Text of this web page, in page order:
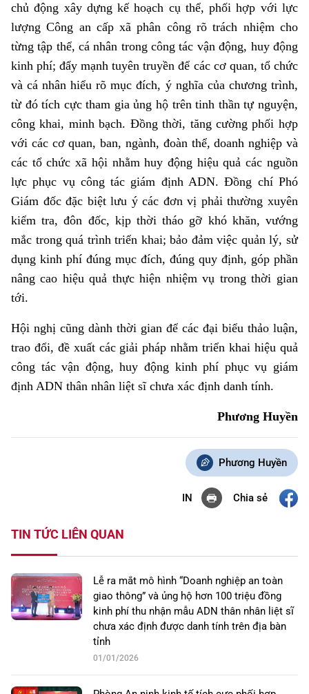
chủ động xây dựng kế hoạch cụ thể,phối hợp với lực
lượng Công an cấp xãphân công rõ trách nhiệm cho
từng tập thể, cá nhân trong công tác vận động, huy động
kinh phí; đẩy mạnh tuyên truyền để các cơ quan, tổ chức
và cá nhân hiểu rõ mục đích, ý nghĩa của chương trình,
từ đó tích cực tham gia ủng hộ trên tinh thần tự nguyện,
công khai, minh bạch. Đồng thời, tăng cường phối hợp
với các cơ quan, ban, ngành, đoàn thể, doanh nghiệp và
các tổ chức xã hội nhằm huy động hiệu quả các nguồn
lực phục vụ công tác giám định ADN. Đồng chí Phó
Giám đốc đặc biệtlưu ý các đơn vị phải thường xuyên
kiểm tra, đôn đốc, kịp thời tháo gỡ khó khăn, vướng
mắc trong quá trình triển khai; bảo đảm việc quản lý, sử
dụng kinh phí đúng mục đích, đúng quy định, góp phần
nâng cao hiệu quả thực hiện nhiệm vụ trong thời gian
tới.
Hội nghị cũng dành thời gian để các đại biểu thảo luận,
trao đổi, đề xuất các giải pháp nhằm triển khai hiệu quả
công tác vận động, huy động kinh phí phục vụ giám
định ADN thân nhân liệt sĩ chưa xác định danh tính.
Phương Huyền
Phương Huyền
IN Chia sẻ
TIN TỨC LIÊN QUAN
Lễ ra mắt mô hình “Doanh nghiệp an toàn
giao thông” và ủng hộ hơn 100 triệu đồng
kinh phí thu nhận mẫu ADN thân nhân liệt sĩ
chưa xác định được danh tính trên địa bàn
tỉnh
01/01/2026